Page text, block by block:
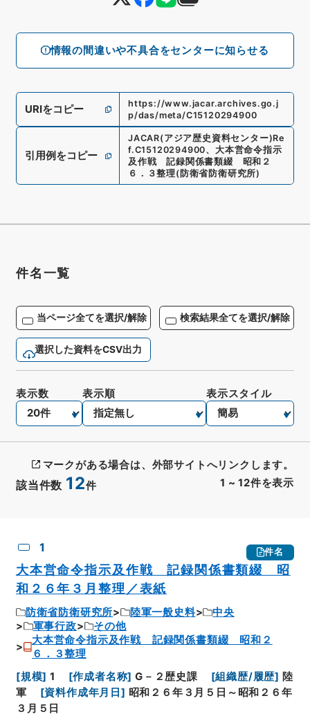
情報の間違いや不具合をセンターに知らせる
URIをコピー
https://www.jacar.archives.go.j
p/das/meta/C15120294900
引用例をコピー
JACAR(アジア歴史資料センター)Re
f.C15120294900、 大本営命令指示
及作戦 記録関係書類綴 昭和２
６．３整理( 防衛省防衛研究所)
件名一覧
当ページ全てを選択/解除 検索結果全てを選択/解除
選択した資料をCSV出力
該当件数 12件 1 ~ 12件を表示
表示数 表示順 表示スタイル
マークがある場合は、外部サイトへリンクします。
1 件名
大本営命令指示及作戦 記録関係書類綴 昭
和２６年３月整理／表紙
防衛省防衛研究所 陸軍一般史料
中央
軍事行政
その他
大本営命令指示及作戦 記録関係書類綴 昭和２
６．３整理
[規模] 1 [作成者名称] G－２歴史課 [組織歴/履歴] 陸
軍
[資料作成年月日 ] 昭和２６年３月５日～昭和２６年
３月５日